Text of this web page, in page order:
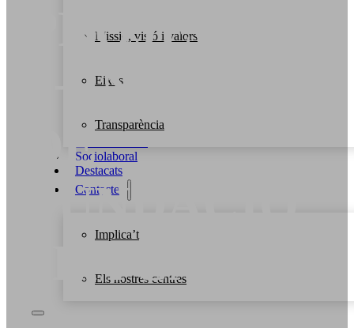
Missió, visió i valors
Eixos
Transparència
Sociolaboral
Destacats
Contacte
Implica’t
Els nostres centres
PROJECTE
DE
FUNDACIÓ
«LA CAIXA»